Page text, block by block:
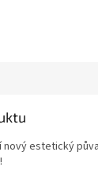
nový estetický